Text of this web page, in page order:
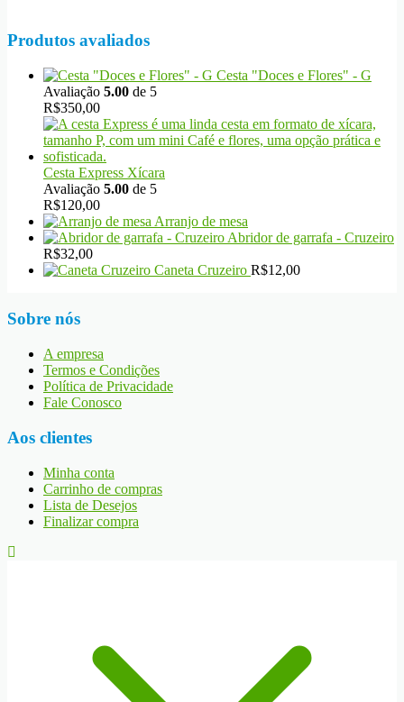
Produtos avaliados
Cesta "Doces e Flores" - G
Avaliação 5.00 de 5
R$350,00
Cesta Express Xícara
Avaliação 5.00 de 5
R$120,00
Arranjo de mesa
Abridor de garrafa - Cruzeiro
R$32,00
Caneta Cruzeiro R$12,00
Sobre nós
A empresa
Termos e Condições
Política de Privacidade
Fale Conosco
Aos clientes
Minha conta
Carrinho de compras
Lista de Desejos
Finalizar compra